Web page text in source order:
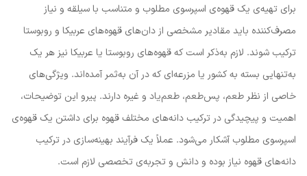
برای تهیه‌ی یک قهوه‌ی اسپرسوی مطلوب و متناسب با سیلقه و نیاز
مصرف‌کننده باید مقادیر مشخصی از دان‌های قهوه‌های عربیکا و روبوستا
ترکیب شوند. لازم به‌ذکر است که قهوه‌های روبوستا یا عربیکا نیز هر یک
به‌تنهایی بسته به کشور یا مزرعه‌ای که در آن به‌ثمر آمده‌اند. ویژگی‌های
خاصی از نظر طعم، پس‌طعم، طعم‌یاد و غیره دارند. پیرو این توضیحات،
اهمیت و پیچیدگی در ترکیب دانه‌های مختلف قهوه برای داشتن یک قهوه‌ی
اسپرسوی مطلوب آشکار می‌شود. عملاً یک فرآیند بهینه‌سازی در ترکیب
دانه‌های قهوه نیاز بوده و دانش و تجربه‌ی تخصصی لازم است.